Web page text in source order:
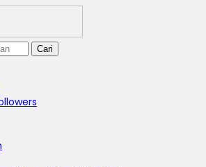
Cari